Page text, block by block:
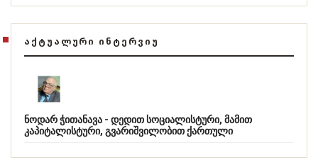
ᲐᲥᲢᲣᲐᲚᲣᲠᲘ ᲘᲜᲢᲔᲠᲕᲘᲣ
ნოდარ ჭითანავა - დედით სოციალისტური, მამით
კაპიტალისტური, გვარიშვილობით ქართული